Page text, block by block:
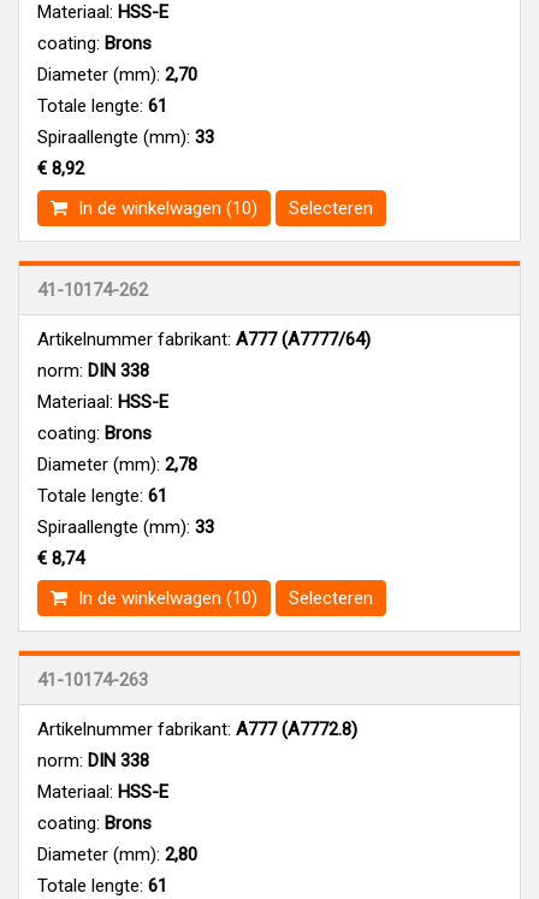
Materiaal: HSS-E
coating: Brons
Diameter (mm): 2,70
Totale lengte: 61
Spiraallengte (mm): 33
€ 8,92
In de winkelwagen (10)
Selecteren
41-10174-262
Artikelnummer fabrikant: A777 (A7777/64)
norm: DIN 338
Materiaal: HSS-E
coating: Brons
Diameter (mm): 2,78
Totale lengte: 61
Spiraallengte (mm): 33
€ 8,74
In de winkelwagen (10)
Selecteren
41-10174-263
Artikelnummer fabrikant: A777 (A7772.8)
norm: DIN 338
Materiaal: HSS-E
coating: Brons
Diameter (mm): 2,80
Totale lengte: 61